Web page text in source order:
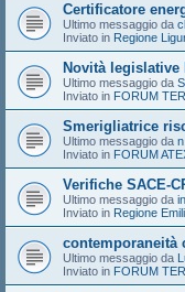
Certificatore
Ultimo messaggio da
Inviato in Regione
Novità
Ultimo messaggio da
Inviato in FORUM
Smerigliatrice
Ultimo messaggio da
Inviato in FORUM
Verifiche SACE-
Ultimo messaggio da
Inviato in Regione
contemporaneità
Ultimo messaggio da
Inviato in FORUM